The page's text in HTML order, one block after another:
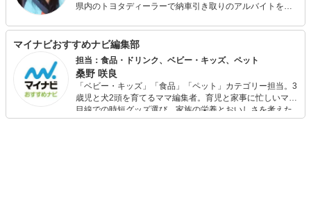
県内のトヨタディーラーで納車引き取りのアルバイトを経
社。 1989年FIA 公認のクロスカントリーラリー「オースト
ラリアン・サファリ」に出場。 1995年会社を辞めてフリー
ランスの道へ。 1999-2000日本カー・オブ・ザ・イヤー選
考委員。 2000年に第一子出産後、妊婦のシートベルト着用
を推進する会を立ち上げ、チャイルドシートと共に胎児と
赤ちゃんの命を守る啓発活動を展開している。 月刊誌
『MONOQLO』（晋遊舎）、All About、citrus、オートック
ワン、乗りものニュース、くるまのニュース、JAFMATEな
マイナビおすすめナビ編集部
担当：食品・ドリンク、ベビー・キッズ、ペット
桑野 咲良
「ベビー・キッズ」「食品」「ペット」カテゴリー担当。3
歳児と犬2頭を育てるママ編集者。育児と家事に忙しいママ
目線での時短グッズ選び、家族の栄養とおいしさを考えた
食品選び、束の間のリラックスタイムを楽しむためのスイ